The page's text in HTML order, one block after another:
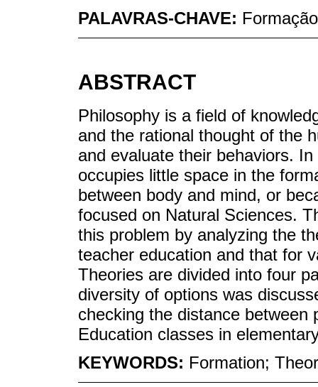
PALAVRAS-CHAVE:
ABSTRACT
Philosophy is a field of
and the rational thought of the
and evaluate their behaviors.
occupies little space in the
between body and mind, or
focused on Natural Sciences.
this problem by analyzing the
teacher education and that for
Theories are divided into four
diversity of options was
checking the distance between
Education classes in
KEYWORDS: Formation;